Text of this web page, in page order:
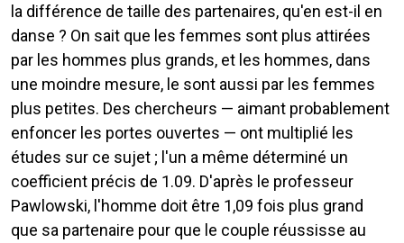
la différence de taille des partenaires, qu'en est-il en
danse ? On sait que les femmes sont plus attirées
par les hommes plus grands, et les hommes, dans
une moindre mesure, le sont aussi par les femmes
plus petites. Des chercheurs — aimant probablement
enfoncer les portes ouvertes — ont multiplié les
études sur ce sujet ; l'un a même déterminé un
coefficient précis de 1.09. D'après le professeur
Pawlowski, l'homme doit être 1,09 fois plus grand
que sa partenaire pour que le couple réussisse au